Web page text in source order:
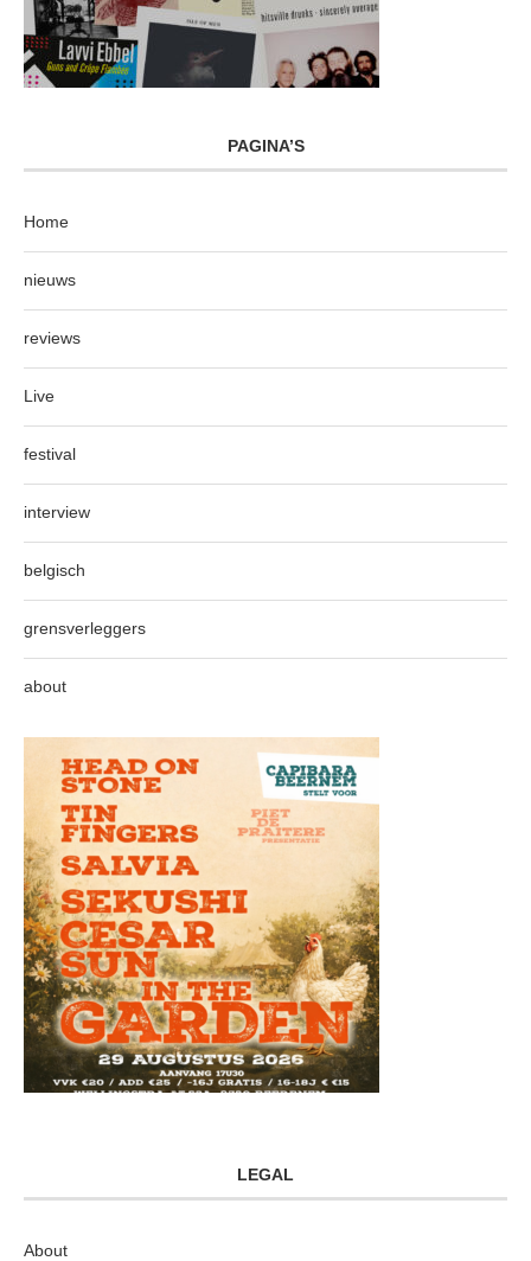
PAGINA’S
Home
nieuws
reviews
Live
festival
interview
belgisch
grensverleggers
about
LEGAL
About